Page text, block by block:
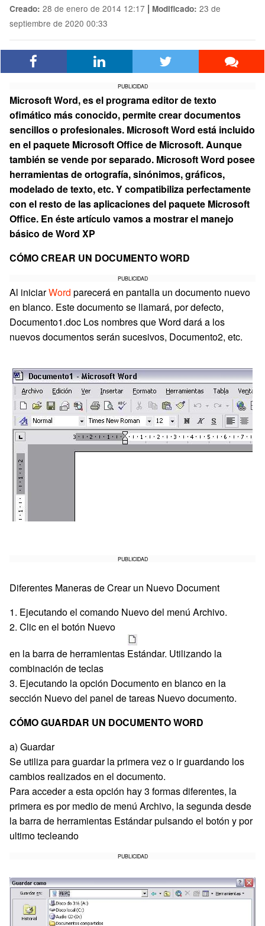
Creado: 28 de enero de 2014 12:17 | Modificado: 23 de
septiembre de 2020 00:33
PUBLICIDAD
Microsoft Word, es el programa editor de texto
ofimático más conocido, permite crear documentos
sencillos o profesionales. Microsoft Word está incluido
en el paquete Microsoft Office de Microsoft. Aunque
también se vende por separado. Microsoft Word posee
herramientas de ortografía, sinónimos, gráficos,
modelado de texto, etc. Y compatibiliza perfectamente
con el resto de las aplicaciones del paquete Microsoft
Office. En éste artículo vamos a mostrar el manejo
básico de Word XP
CÓMO CREAR UN DOCUMENTO WORD
PUBLICIDAD
Al iniciarWord parecerá en pantalla un documento nuevo
en blanco. Este documento se llamará, por defecto,
Documento1.doc Los nombres que Word dará a los
nuevos documentos serán sucesivos, Documento2, etc.
PUBLICIDAD
Diferentes Maneras de Crear un Nuevo Document
1. Ejecutando el comando Nuevo del menú Archivo.
2. Clic en el botón Nuevo
en la barra de herramientas Estándar. Utilizando la
combinación de teclas
3. Ejecutando la opción Documento en blanco en la
sección Nuevo del panel de tareas Nuevo documento.
CÓMO GUARDAR UN DOCUMENTO WORD
a) Guardar
Se utiliza para guardar la primera vez o ir guardando los
cambios realizados en el documento.
Para acceder a esta opción hay 3 formas diferentes, la
primera es por medio de menú Archivo, la segunda desde
la barra de herramientas Estándar pulsando el botón y por
ultimo tecleando
PUBLICIDAD